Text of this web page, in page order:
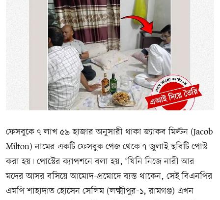
ফেসবুকে ৭ লাখ ৫৯ হাজার অনুসারী থাকা জ্যাকব মিল্টন (Jacob
Milton) নামের একটি ফেসবুক পেজ থেকে ৭ জুলাই ছবিটি পোস্ট
করা হয়। পোস্টের ক্যাপশনে বলা হয়, ‘যিনি নিজে নারী আর
মদের আসর বসিয়ে আমোদ-প্রমোদে ব্যস্ত থাকেন, সেই বিএনপির
এমপি শাহাদাত হোসেন সেলিম (লক্ষ্মীপুর-১, রামগঞ্জ) এখন